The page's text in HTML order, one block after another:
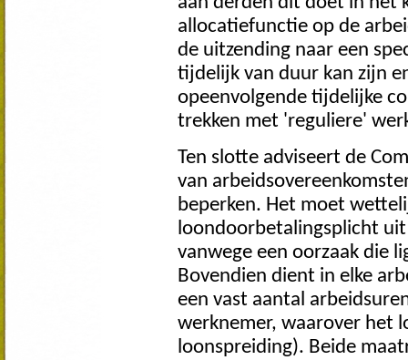
allocatiefunctie op de
de uitzending naar een
tijdelijk van duur kan zijn
opeenvolgende tijdelijke
trekken met 'reguliere'
Ten slotte adviseert de
van
beperken. Het moet
loondoorbetalingsplicht
vanwege een oorzaak die
Bovendien dient in elke
een vast aantal
werknemer, waarover het
loonspreiding). Beide